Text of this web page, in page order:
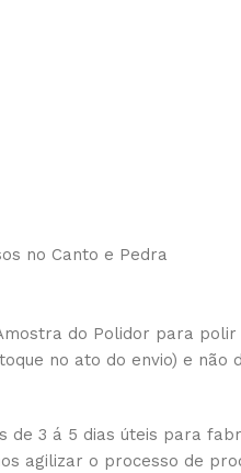
no Canto e Pedra
do Polidor para
no ato do envio) e não
de 3 á 5 dias úteis para
agilizar o processo de